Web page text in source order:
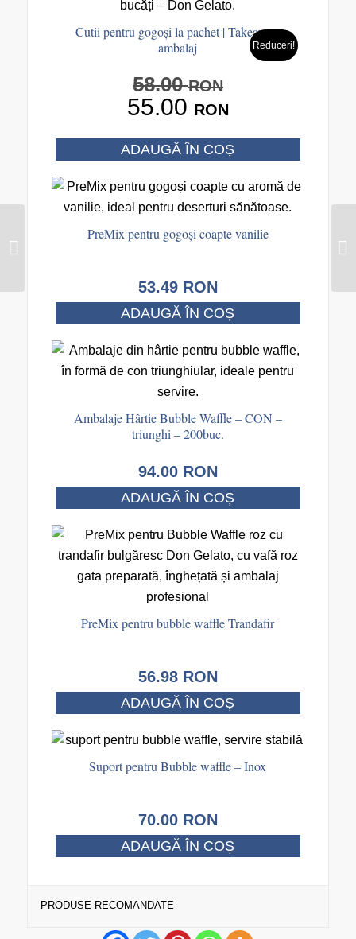
Cutii pentru gogoși la pachet | Takeaway
ambalaj
58.00RONPrețul
inițial
fost:
58.00 RON.
55.00 RON
Prețul
curent
este:
55.00 RON.
ADAUGĂ ÎN COȘ
Reduceri!
PreMix pentru gogoși coapte vanilie
53.49 RON
ADAUGĂ ÎN COȘ
Ambalaje Hârtie Bubble Waffle – CON –
triunghi – 200buc.
94.00 RON
ADAUGĂ ÎN COȘ
PreMix pentru bubble waffle Trandafir
56.98 RON
ADAUGĂ ÎN COȘ
Suport pentru Bubble waffle – Inox
70.00 RON
ADAUGĂ ÎN COȘ
PRODUSE RECOMANDATE
Premix pentru mini